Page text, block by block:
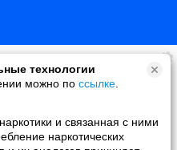
технологии
можно по ссылке
и связанная с ними
наркотических